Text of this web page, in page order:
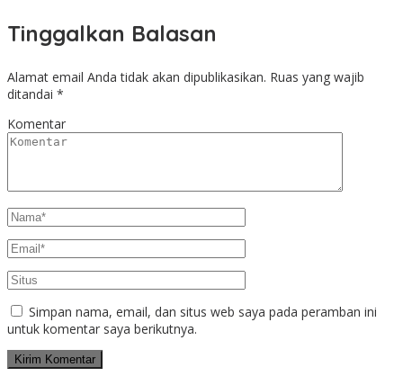
Tinggalkan Balasan
Alamat email Anda tidak akan dipublikasikan. Ruas yang wajib
ditandai *
Komentar
Simpan nama, email, dan situs web saya pada peramban ini
untuk komentar saya berikutnya.